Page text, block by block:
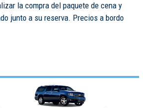
la compra del paquete de cena y
junto a su reserva. Precios a bordo